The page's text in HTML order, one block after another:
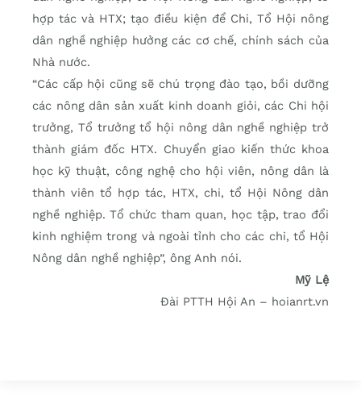
hợp tác và HTX; tạo điều kiện để Chi, Tổ Hội nông
dân nghề nghiệp hưởng các cơ chế, chính sách của
Nhà nước.
“Các cấp hội cũng sẽ chú trọng đào tạo, bồi dưỡng
các nông dân sản xuất kinh doanh giỏi, các Chi hội
trưởng, Tổ trưởng tổ hội nông dân nghề nghiệp trở
thành giám đốc HTX. Chuyển giao kiến thức khoa
học kỹ thuật, công nghệ cho hội viên, nông dân là
thành viên tổ hợp tác, HTX, chi, tổ Hội Nông dân
nghề nghiệp. Tổ chức tham quan, học tập, trao đổi
kinh nghiệm trong và ngoài tỉnh cho các chi, tổ Hội
Nông dân nghề nghiệp”, ông Anh nói.
Mỹ Lệ
Đài PTTH Hội An – hoianrt.vn